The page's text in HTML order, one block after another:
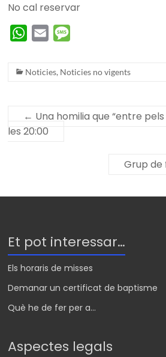
No cal reservar
W
a
A
p
s
g
Noticies, Noticies no vigents
← Una homilia que “entre
les 20:00
Grup de
Et pot interessar…
Els horaris de misses
Demanar un certificat de baptisme
Què he de fer per a...
Aspectes legals